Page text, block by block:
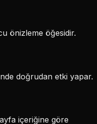
önizleme öğesidir.
doğrudan etki yapar.
içeriğine göre